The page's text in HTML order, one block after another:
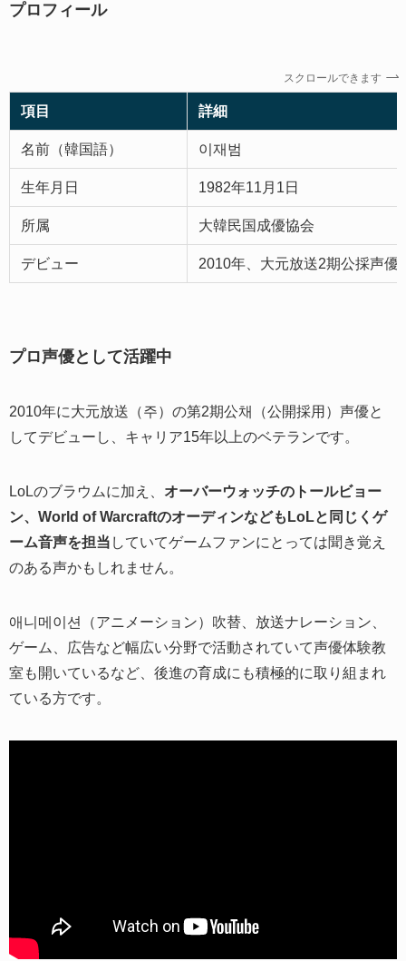
プロフィール
スクロールできます
項目 詳細
名前（韓国語） 이재범
生年月日 1982年11月1日
所属 大韓民国成優協会
デビュー 2010年、大元放送2期公採声優
プロ声優として活躍中
2010年に大元放送（주）の第2期公채（公開採用）声優と
してデビューし、キャリア15年以上のベテランです。
LoLのブラウムに加え、 オーバーウォッチのトールビョー
ン、World of WarcraftのオーディンなどもLoLと同じくゲ
ーム音声を担当 していてゲームファンにとっては聞き覚え
のある声かもしれません。
애니메이션（アニメーション）吹替、放送ナレーション、
ゲーム、広告など幅広い分野で活動されていて声優体験教
室も開いているなど、後進の育成にも積極的に取り組まれ
ている方です。